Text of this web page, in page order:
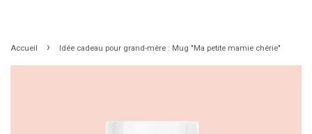
Accueil › Idée cadeau pour grand-mère : Mug "Ma petite mamie chérie"